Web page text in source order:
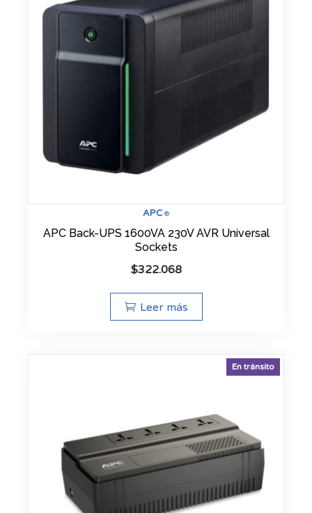
APC ®
APC Back-UPS 1600VA 230V AVR Universal
Sockets
$322.068
Leer más
En tránsito